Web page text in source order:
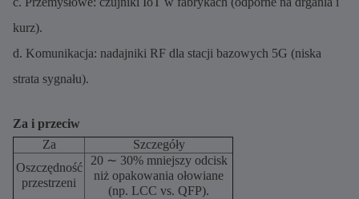
kurz).
d. Komunikacja: nadajniki RF dla stacji bazowych 5G (niska
strata sygnału).
Za i przeciw
Za
Szczegóły
Oszczędność
przestrzeni
20 ∼ 30% mniejszy odcisk
niż opakowania ołowiane
(np. LCC vs. QFP).